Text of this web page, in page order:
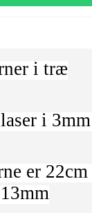
i træ
i
er